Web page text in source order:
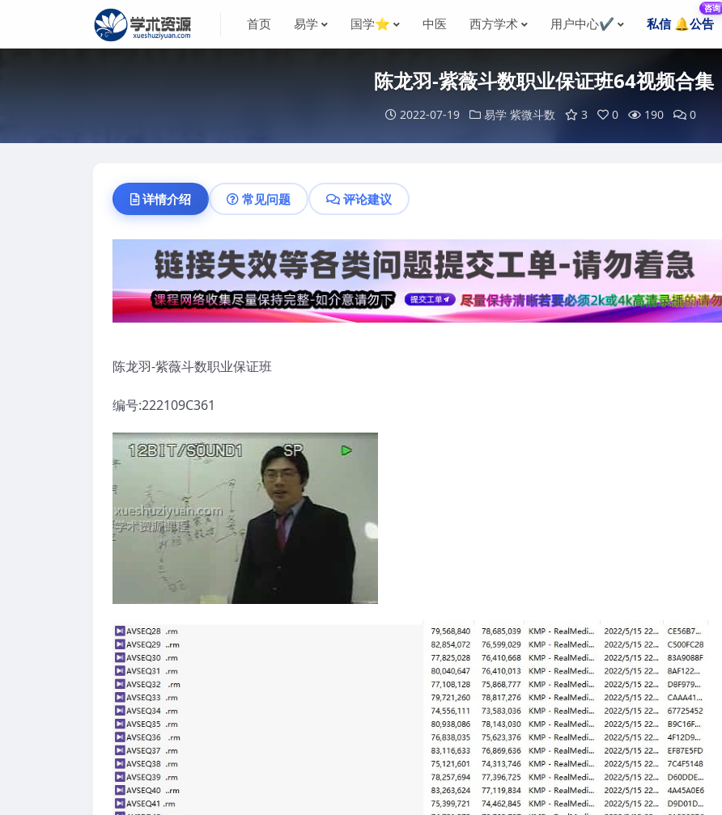
首页 易学 国学⭐ 中医 西方学术 用户中心✔️ 私信 🔔公告
咨询
陈龙羽-紫薇斗数职业保证班64视频合集
2022-07-19 易学 紫微斗数 3 0 190 0
详情介绍 常见问题 评论建议
陈龙羽-紫薇斗数职业保证班
编号:222109C361